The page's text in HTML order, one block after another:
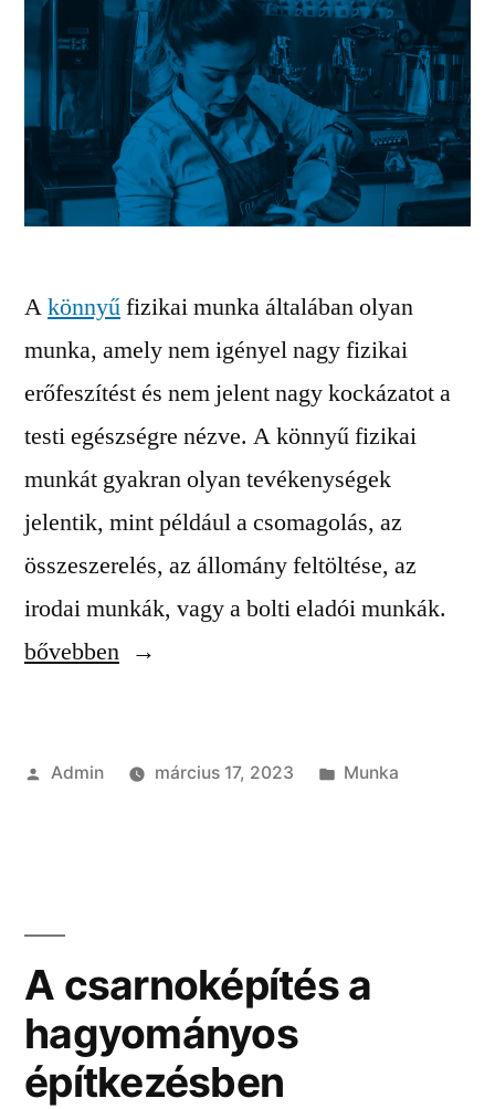
Akönnyűfizikai munka általában olyan
munka, amely nem igényel nagy fizikai
erőfeszítést és nem jelent nagy kockázatot a
testi egészségre nézve. A könnyű fizikai
munkát gyakran olyan tevékenységek
jelentik, mint például a csomagolás, az
összeszerelés, az állomány feltöltése, az
irodai munkák, vagy a bolti eladói munkák.
bővebben
Szerző:
Admin március 17, 2023 Kategória:
Munka
A csarnoképítés a
hagyományos
építkezésben